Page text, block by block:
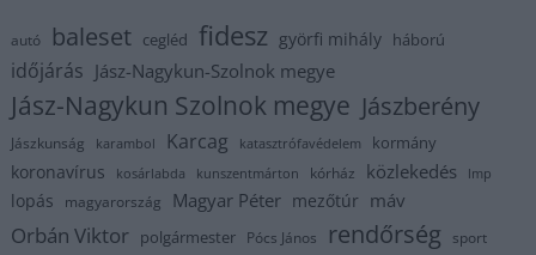
autó baleset cegléd fidesz györfi mihály háború
időjárás Jász-Nagykun-Szolnok megye
Jász-Nagykun Szolnok megye Jászberény
Jászkunság karambol Karcag katasztrófavédelem kormány
koronavírus kosárlabda kunszentmárton kórház közlekedés lmp
lopás magyarország Magyar Péter mezőtúr máv
Orbán Viktor polgármester Pócs János rendőrség sport